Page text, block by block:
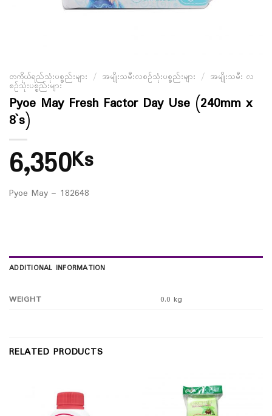
တကိုယ်ရည်သုံးပစ္စည်းများ / အမျိုးသမီးလစဉ်သုံးပစ္စည်းများ / အမျိုးသမီး လ
စဉ်သုံးပစ္စည်းများ
Pyoe May Fresh Factor Day Use (240mm x
8`s)
6,350Ks
Pyoe May – 182648
ADDITIONAL INFORMATION
WEIGHT 0.0 kg
RELATED PRODUCTS